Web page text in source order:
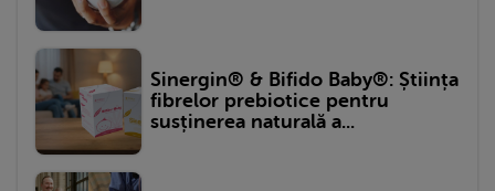
Sinergin® & Bifido Baby®: Știința
fibrelor prebiotice pentru
susținerea naturală a...